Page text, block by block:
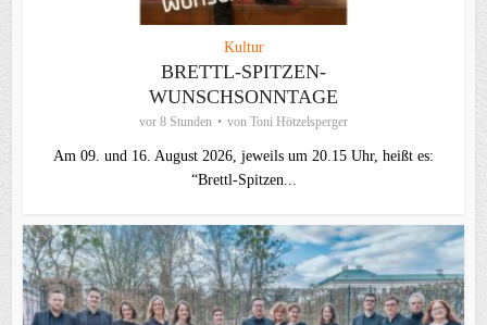
Kultur
BRETTL-SPITZEN-
WUNSCHSONNTAGE
vor 8 Stunden von Toni Hötzelsperger
Am 09. und 16. August 2026, jeweils um 20.15 Uhr, heißt es:
“Brettl-Spitzen...